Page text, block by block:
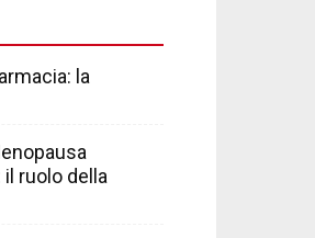
la
ruolo della